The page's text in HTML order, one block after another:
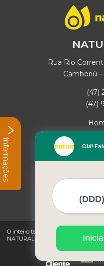
Rua Rio
Camboriú
(47)
(47)
O inteiro teor deste site está sujeito
NATURAL GAS (Lei 9610 de 19/02/
Olá!
Informações